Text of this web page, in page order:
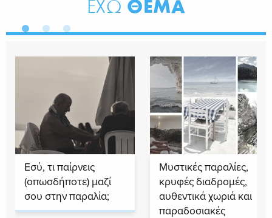
ΕΧΩ ΘΕΜΑ
Εσύ, τι παίρνεις
(οπωσδήποτε) μαζί
σου στην παραλία;
Μυστικές παραλίες,
κρυφές διαδρομές,
αυθεντικά χωριά και
παραδοσιακές